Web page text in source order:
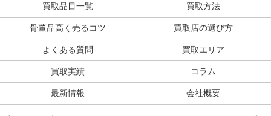
買取品目一覧 買取方法
骨董品高く売るコツ 買取店の選び方
よくある質問 買取エリア
買取実績 コラム
最新情報 会社概要